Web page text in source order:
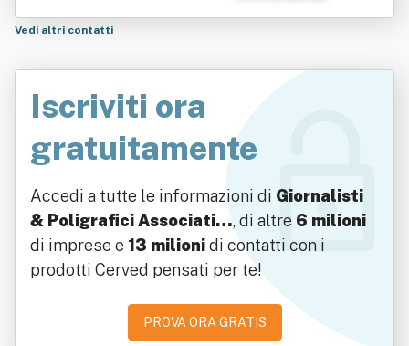
Vedi altri contatti
Iscriviti ora
gratuitamente
Accedi a tutte le informazioni di Giornalisti
& Poligrafici Associati…, di altre 6 milioni
di imprese e 13 milionidi contatti con i
prodotti Cerved pensati per te!
PROVA ORA GRATIS